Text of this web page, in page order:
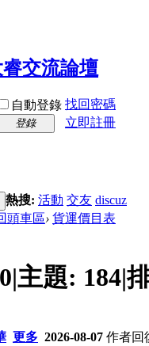
自動登錄 找回密碼
登錄
立即註冊
熱搜: 活動 交友 discuz
頭車區› 貨運價目表
0|主題: 184|
更多 2026-08-07 作者回